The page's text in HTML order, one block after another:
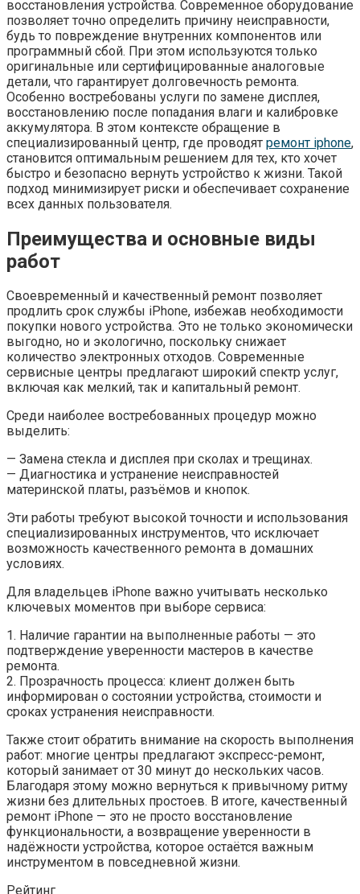
восстановления устройства. Современное оборудование
позволяет точно определить причину неисправности,
будь то повреждение внутренних компонентов или
программный сбой. При этом используются только
оригинальные или сертифицированные аналоговые
детали, что гарантирует долговечность ремонта.
Особенно востребованы услуги по замене дисплея,
восстановлению после попадания влаги и калибровке
аккумулятора. В этом контексте обращение в
специализированный центр, где проводят ремонт iphone,
становится оптимальным решением для тех, кто хочет
быстро и безопасно вернуть устройство к жизни. Такой
подход минимизирует риски и обеспечивает сохранение
всех данных пользователя.
Преимущества и основные виды
работ
Своевременный и качественный ремонт позволяет
продлить срок службы iPhone, избежав необходимости
покупки нового устройства. Это не только экономически
выгодно, но и экологично, поскольку снижает
количество электронных отходов. Современные
сервисные центры предлагают широкий спектр услуг,
включая как мелкий, так и капитальный ремонт.
Среди наиболее востребованных процедур можно
выделить:
— Замена стекла и дисплея при сколах и трещинах.
— Диагностика и устранение неисправностей
материнской платы, разъёмов и кнопок.
Эти работы требуют высокой точности и использования
специализированных инструментов, что исключает
возможность качественного ремонта в домашних
условиях.
Для владельцев iPhone важно учитывать несколько
ключевых моментов при выборе сервиса:
1. Наличие гарантии на выполненные работы — это
подтверждение уверенности мастеров в качестве
ремонта.
2. Прозрачность процесса: клиент должен быть
информирован о состоянии устройства, стоимости и
сроках устранения неисправности.
Также стоит обратить внимание на скорость выполнения
работ: многие центры предлагают экспресс-ремонт,
который занимает от 30 минут до нескольких часов.
Благодаря этому можно вернуться к привычному ритму
жизни без длительных простоев. В итоге, качественный
ремонт iPhone — это не просто восстановление
функциональности, а возвращение уверенности в
надёжности устройства, которое остаётся важным
инструментом в повседневной жизни.
Рейтинг